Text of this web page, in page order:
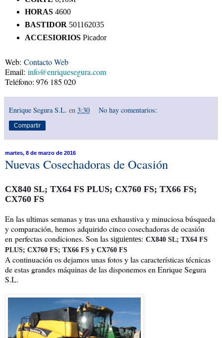
HORAS 4600
BASTIDOR 501162035
ACCESIORIOS Picador
Web: Contacto Web
Email: info@enriquesegura.com
Teléfono: 976 185 020
Enrique Segura S.L. en 3:30 No hay comentarios:
Compartir
martes, 8 de marzo de 2016
Nuevas Cosechadoras de Ocasión
CX840 SL; TX64 FS PLUS; CX760 FS; TX66 FS;
CX760 FS
En las ultimas semanas y tras una exhaustiva y minuciosa búsqueda
y comparación, hemos adquirido cinco cosechadoras de ocasión
en perfectas condiciones. Son las siguientes: CX840 SL; TX64 FS
PLUS; CX760 FS; TX66 FS y CX760 FS
A continuación os dejamos unas fotos y las características técnicas
de estas grandes máquinas de las disponemos en Enrique Segura
S.L.